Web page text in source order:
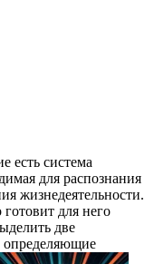
есть система
для распознания
жизнедеятельности.
для него
две
определяющие